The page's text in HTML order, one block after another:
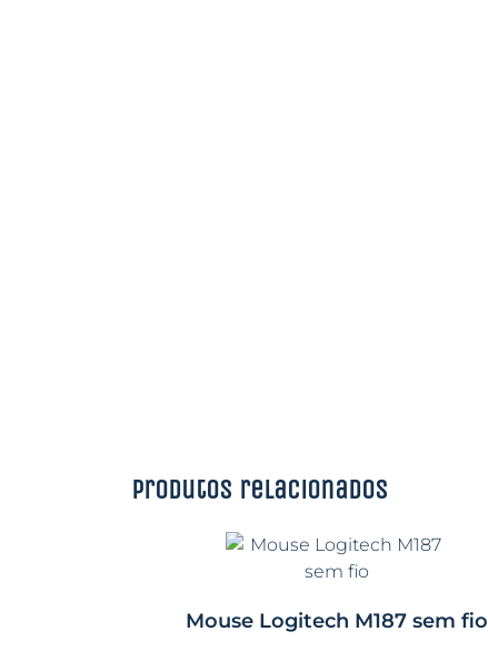
Produtos relacionados
Mouse Logitech M187 sem fio